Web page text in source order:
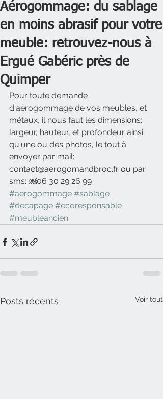
Aérogommage: du sablage
en moins abrasif pour votre
meuble: retrouvez-nous à
Ergué Gabéric près de
Quimper
Pour toute demande
d'aérogommage de vos meubles, et
métaux, il nous faut les dimensions:
largeur, hauteur, et profondeur ainsi
qu'une ou des photos, le tout à
envoyer par mail:
contact@aerogomandbroc.fr ou par
sms: ￼⁨06 30 29 26 99⁩
#aerogommage #sablage
#decapage #ecoresponsable
#meubleancien
Posts récents Voir tout